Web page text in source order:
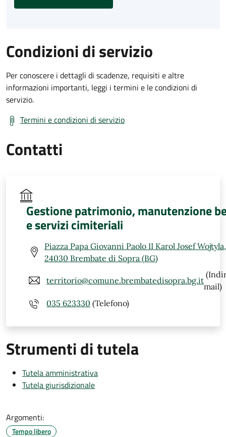
Condizioni di servizio
Per conoscere i dettagli di scadenze, requisiti e altre
informazioni importanti, leggi i termini e le condizioni di
servizio.
Termini e condizioni di servizio
Contatti
Gestione patrimonio, manutenzione
e servizi cimiteriali
Piazza Papa Giovanni Paolo II Karol Josef
24030 Brembate di Sopra (BG)
territorio@comune.brembatedisopra.bg.it
mail)
035 623330 (Telefono)
Strumenti di tutela
Tutela amministrativa
Tutela giurisdizionale
Argomenti:
Tempo libero